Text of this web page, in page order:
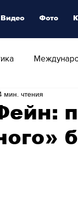
искусства
мин. чтения
Видео Фото